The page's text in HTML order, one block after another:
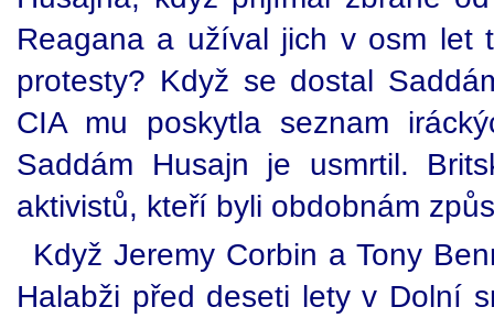
Reagana a užíval jich v osm let
protesty? Když se dostal
CIA mu poskytla seznam
Saddám Husajn je usmrtil.
aktivistů, kteří byli obdobnám
Když Jeremy Corbin a Tony
Halabži před deseti lety v Dolní